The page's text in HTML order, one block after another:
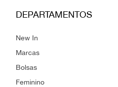
DEPARTAMENTOS
New In
Marcas
Bolsas
Feminino